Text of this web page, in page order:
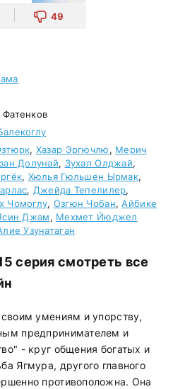
49
, Хазар Эргючлю, Мерич
Долунай, Зухал Олджай,
, Хюлья Гюльшен Ырмак,
, Джейда Тепелилер,
Чомоглу, Озгюн Чобан,Айбике
Джам, Мехмет Йюджел
Узунатаган
серия смотреть все
умениям и упорству,
предпринимателем и
- круг общения богатых и
Ягмура, другого главного
противоположна. Она